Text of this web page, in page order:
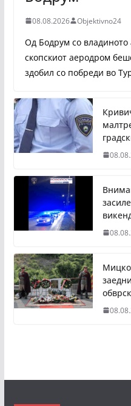
08.08.2026 Objektivno24
Од Бодрум со
скопскиот аеродром
здобил со побреди во